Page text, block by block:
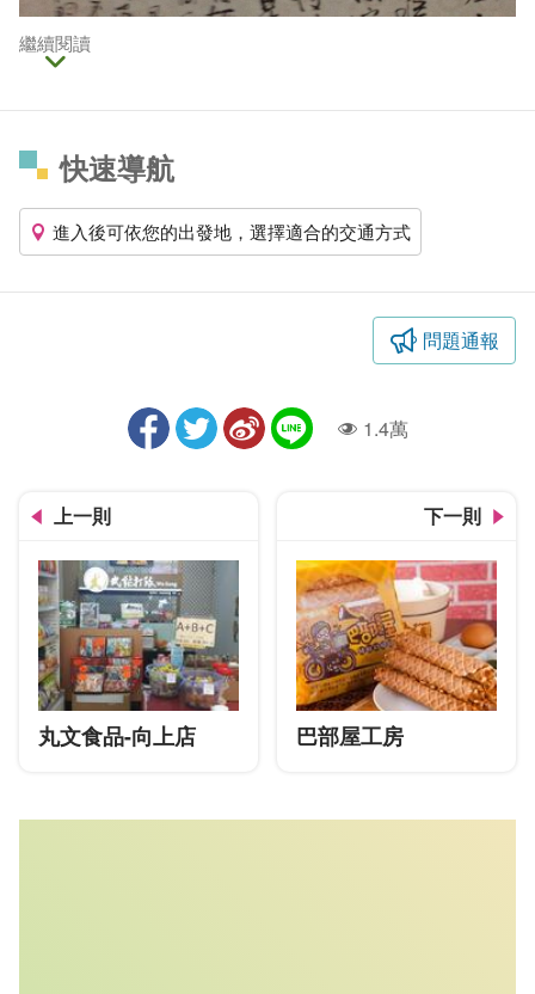
繼續閱讀
快速導航
進入後可依您的出發地，選擇適合的交通方式
問題通報
人氣1.4萬
上一則
丸文食品-向上店
下一則
巴部屋工房